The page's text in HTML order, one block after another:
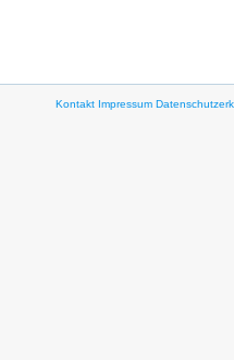
Kontakt Impressum